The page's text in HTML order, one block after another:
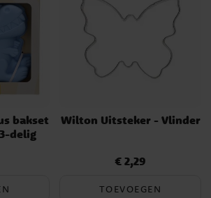
bakset
delig
Wilton Uitsteker - Vlinder
Prijs :€ 2,29
€ 2,29
TOEVOEGEN